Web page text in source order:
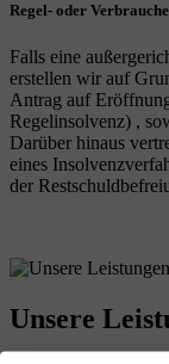
Regel- oder
Falls eine
erstellen wir auf
Antrag auf
Regelinsolvenz) ,
Darüber hinaus
eines
der
Unsere